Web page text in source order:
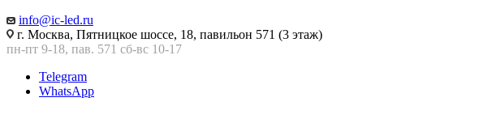
info@ic-led.ru
г. Москва, Пятницкое шоссе, 18, павильон 571 (3 этаж)
пн-пт 9-18, пав. 571 сб-вс 10-17
Telegram
WhatsApp